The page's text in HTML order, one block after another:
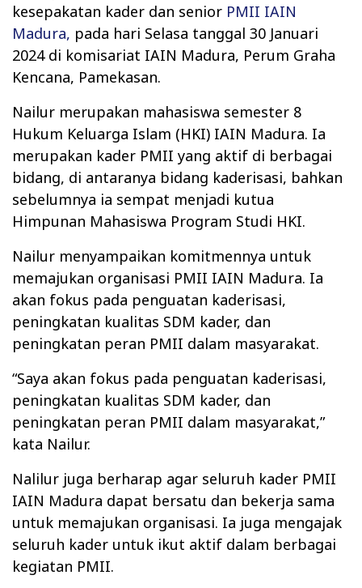
kesepakatan kader dan senior PMII IAIN
Madura, pada hari Selasa tanggal 30 Januari
2024 di komisariat IAIN Madura, Perum Graha
Kencana, Pamekasan.
Nailur merupakan mahasiswa semester 8
Hukum Keluarga Islam (HKI) IAIN Madura. Ia
merupakan kader PMII yang aktif di berbagai
bidang, di antaranya bidang kaderisasi, bahkan
sebelumnya ia sempat menjadi kutua
Himpunan Mahasiswa Program Studi HKI.
Nailur menyampaikan komitmennya untuk
memajukan organisasi PMII IAIN Madura. Ia
akan fokus pada penguatan kaderisasi,
peningkatan kualitas SDM kader, dan
peningkatan peran PMII dalam masyarakat.
“Saya akan fokus pada penguatan kaderisasi,
peningkatan kualitas SDM kader, dan
peningkatan peran PMII dalam masyarakat,”
kata Nailur.
Nalilur juga berharap agar seluruh kader PMII
IAIN Madura dapat bersatu dan bekerja sama
untuk memajukan organisasi. Ia juga mengajak
seluruh kader untuk ikut aktif dalam berbagai
kegiatan PMII.